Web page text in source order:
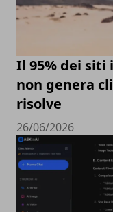
Il 95% dei
non genera
risolve
26/06/2026